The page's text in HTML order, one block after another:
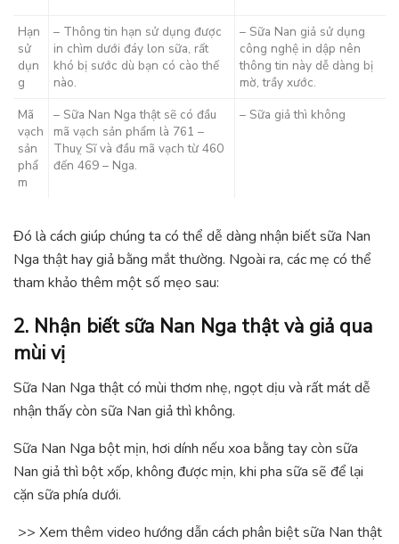
Hạn
sử
dụn
g
– Thông tin hạn sử dụng được
in chìm dưới đáy lon sữa, rất
khó bị sước dù bạn có cào thế
nào.
– Sữa Nan giả sử dụng
công nghệ in dập nên
thông tin này dễ dàng bị
mờ, trầy xước.
Mã
vạch
sản
phẩ
m
– Sữa Nan Nga thật sẽ có đầu
mã vạch sản phẩm là 761 –
Thuỵ Sĩ và đầu mã vạch từ 460
đến 469 – Nga.
– Sữa giả thì không
Đó là cách giúp chúng ta có thể dễ dàng nhận biết sữa Nan
Nga thật hay giả bằng mắt thường. Ngoài ra, các mẹ có thể
tham khảo thêm một số mẹo sau:
2. Nhận biết sữa Nan Nga thật và giả qua
mùi vị
Sữa Nan Nga thật có mùi thơm nhẹ, ngọt dịu và rất mát dễ
nhận thấy còn sữa Nan giả thì không.
Sữa Nan Nga bột mịn, hơi dính nếu xoa bằng tay còn sữa
Nan giả thì bột xốp, không được mịn, khi pha sữa sẽ để lại
cặn sữa phía dưới.
>> Xem thêm video hướng dẫn cách phân biệt sữa Nan thật